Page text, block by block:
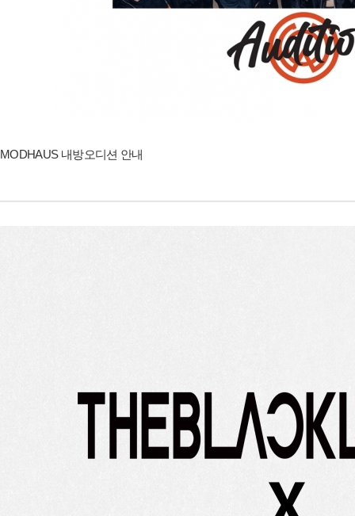
MODHAUS 내방오디션 안내